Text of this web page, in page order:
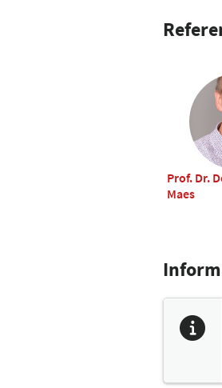
Prof. Dr.
Maes